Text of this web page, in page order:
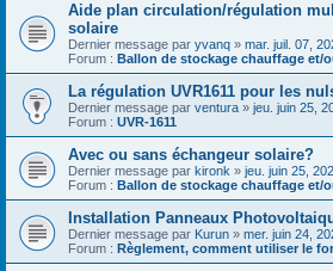
Aide plan circulation/régulation
solaire
Dernier message par yvanq » mar. juil. 07,
Forum : Ballon de stockage chauffage et/
La régulation UVR1611 pour les
Dernier message par ventura » jeu. juin 25,
Forum : UVR-1611
Avec ou sans échangeur solaire?
Dernier message par kironk » jeu. juin 25,
Forum : Ballon de stockage chauffage et/
Installation Panneaux
Dernier message par Kurun » mer. juin 24,
Forum : Règlement, comment utiliser le